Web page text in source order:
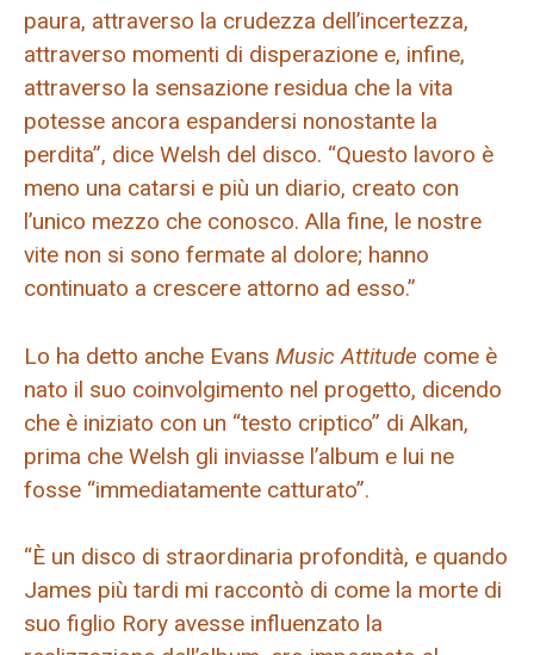
paura, attraverso la crudezza dell’incertezza,
attraverso momenti di disperazione e, infine,
attraverso la sensazione residua che la vita
potesse ancora espandersi nonostante la
perdita”, dice Welsh del disco. “Questo lavoro è
meno una catarsi e più un diario, creato con
l’unico mezzo che conosco. Alla fine, le nostre
vite non si sono fermate al dolore; hanno
continuato a crescere attorno ad esso.”
Lo ha detto anche Evans Music Attitude come è
nato il suo coinvolgimento nel progetto, dicendo
che è iniziato con un “testo criptico” di Alkan,
prima che Welsh gli inviasse l’album e lui ne
fosse “immediatamente catturato”.
“È un disco di straordinaria profondità, e quando
James più tardi mi raccontò di come la morte di
suo figlio Rory avesse influenzato la